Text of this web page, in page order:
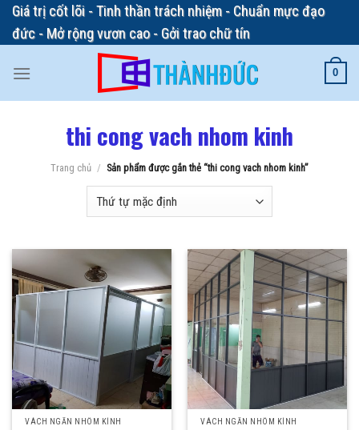
Skip
content
Giá trị cốt lõi - Tinh thần trách nhiệm - Chuẩn mực đạo
đức - Mở rộng vươn cao - Gởi trao chữ tín
0
thi cong vach nhom kinh
Trang chủ / Sản phẩm được gắn thẻ “thi cong vach nhom kinh”
VÁCH NGĂN NHÔM KÍNH VÁCH NGĂN NHÔM KÍNH